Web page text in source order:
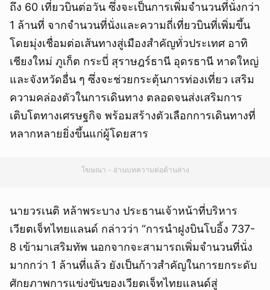
ถึง 60 เที่ยวบินต่อวัน ซึ่งจะเป็นการเพิ่มจำนวนที่นั่งกว่า
1 ล้านที่ จากจำนวนที่นั่งและความถี่เที่ยวบินที่เพิ่มขึ้น
โดยมุ่งเชื่อมต่อเส้นทางสู่เมืองสำคัญทั่วประเทศ อาทิ
เชียงใหม่ ภูเก็ต กระบี่ สุราษฎร์ธานี อุดรธานี หาดใหญ่
และจังหวัดอื่น ๆ ซึ่งจะช่วยกระตุ้นการท่องเที่ยว เสริม
ความคล่องตัวในการเดินทาง ตลอดจนส่งเสริมการ
เติบโตทางเศรษฐกิจ พร้อมสร้างตัวเลือกการเดินทางที่
หลากหลายยิ่งขึ้นแก่ผู้โดยสาร
โฆษณา - อ่านบทความต่อด้านล่าง
นายวรเนติ หล้าพระบาง ประธานเจ้าหน้าที่บริหาร
เวียตเจ็ทไทยแลนด์ กล่าวว่า “การนำฝูงบินโบอิ้ง 737-
8 เข้ามาเสริมทัพ นอกจากจะสามารถเพิ่มจำนวนที่นั่ง
มากกว่า 1 ล้านที่แล้ว ยังเป็นก้าวสำคัญในการยกระดับ
ศักยภาพการแข่งขันของเวียตเจ็ทไทยแลนด์สู่